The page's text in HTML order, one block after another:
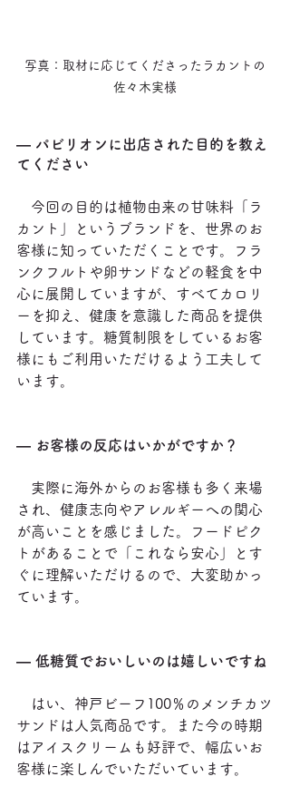
写真：取材に応じてくださったラカントの
佐々木実様
― パビリオンに出店された目的を教え
てください
今回の目的は植物由来の甘味料「ラ
カント」というブランドを、世界のお
客様に知っていただくことです。フラ
ンクフルトや卵サンドなどの軽食を中
心に展開していますが、すべてカロリ
ーを抑え、健康を意識した商品を提供
しています。糖質制限をしているお客
様にもご利用いただけるよう工夫して
います。
― お客様の反応はいかがですか？
実際に海外からのお客様も多く来場
され、健康志向やアレルギーへの関心
が高いことを感じました。フードピク
トがあることで「これなら安心」とす
ぐに理解いただけるので、大変助かっ
ています。
― 低糖質でおいしいのは嬉しいですね
はい、神戸ビーフ100％のメンチカツ
サンドは人気商品です。また今の時期
はアイスクリームも好評で、幅広いお
客様に楽しんでいただいています。